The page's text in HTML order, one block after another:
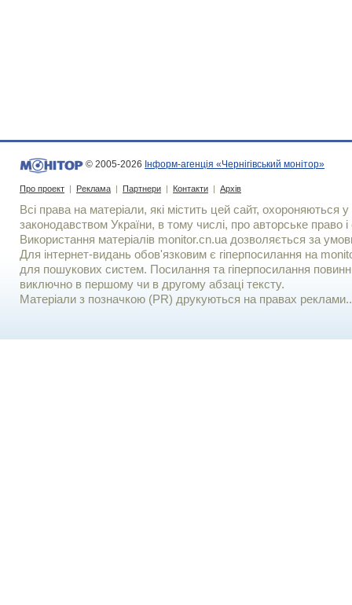
© 2005-2026 Інформ-агенція «Чернігівський монітор»
Про проект | Реклама | Партнери | Контакти | Архів
Всі права на матеріали, які містить цей сайт, охороняються у
законодавством України, в тому числі, про авторське право і
Використання матерiалiв monitor.cn.ua дозволяється за
Для iнтернет-видань обов'язковим є гiперпосилання на
для пошукових систем. Посилання та гіперпосилання
виключно в першому чи в другому абзаці тексту.
Матеріали з позначкою (PR) друкуються на правах реклами..